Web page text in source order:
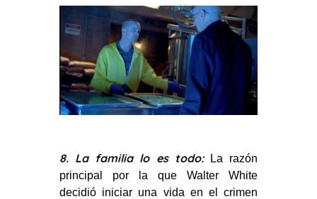
8. La familia lo es todo:La razón
principal por la que Walter White
decidió iniciar una vida en el crimen